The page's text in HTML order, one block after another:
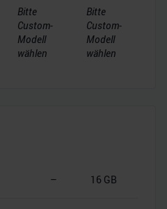
Bitte
Custom-
Modell
wählen
Bitte
Custom-
Modell
wählen
– 16 GB